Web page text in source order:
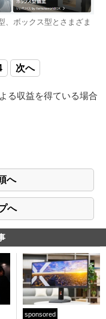
、ボックス型とさまざま
次へ
る収益を得ている場合
へ
へ
sponsored